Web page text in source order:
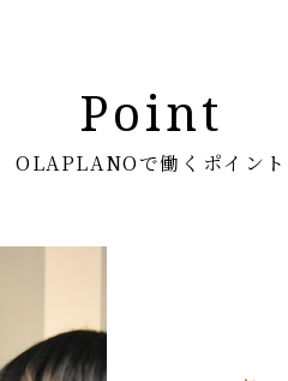
Point
OLAPLANOで働くポイント